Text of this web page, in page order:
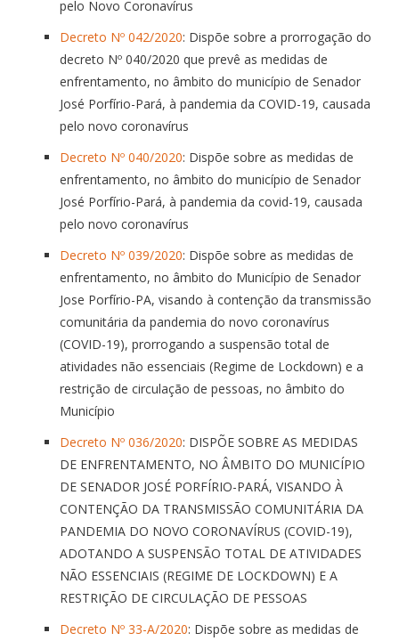
pelo Novo Coronavírus
Decreto Nº 042/2020: Dispõe sobre a prorrogação do
decreto Nº 040/2020 que prevê as medidas de
enfrentamento, no âmbito do município de Senador
José Porfírio-Pará, à pandemia da COVID-19, causada
pelo novo coronavírus
Decreto Nº 040/2020: Dispõe sobre as medidas de
enfrentamento, no âmbito do município de Senador
José Porfírio-Pará, à pandemia da covid-19, causada
pelo novo coronavírus
Decreto Nº 039/2020: Dispõe sobre as medidas de
enfrentamento, no âmbito do Município de Senador
Jose Porfírio-PA, visando à contenção da transmissão
comunitária da pandemia do novo coronavírus
(COVID-19), prorrogando a suspensão total de
atividades não essenciais (Regime de Lockdown) e a
restrição de circulação de pessoas, no âmbito do
Município
Decreto Nº 036/2020: DISPÕE SOBRE AS MEDIDAS
DE ENFRENTAMENTO, NO ÂMBITO DO MUNICÍPIO
DE SENADOR JOSÉ PORFÍRIO-PARÁ, VISANDO À
CONTENÇÃO DA TRANSMISSÃO COMUNITÁRIA DA
PANDEMIA DO NOVO CORONAVÍRUS (COVID-19),
ADOTANDO A SUSPENSÃO TOTAL DE ATIVIDADES
NÃO ESSENCIAIS (REGIME DE LOCKDOWN) E A
RESTRIÇÃO DE CIRCULAÇÃO DE PESSOAS
Decreto Nº 33-A/2020: Dispõe sobre as medidas de